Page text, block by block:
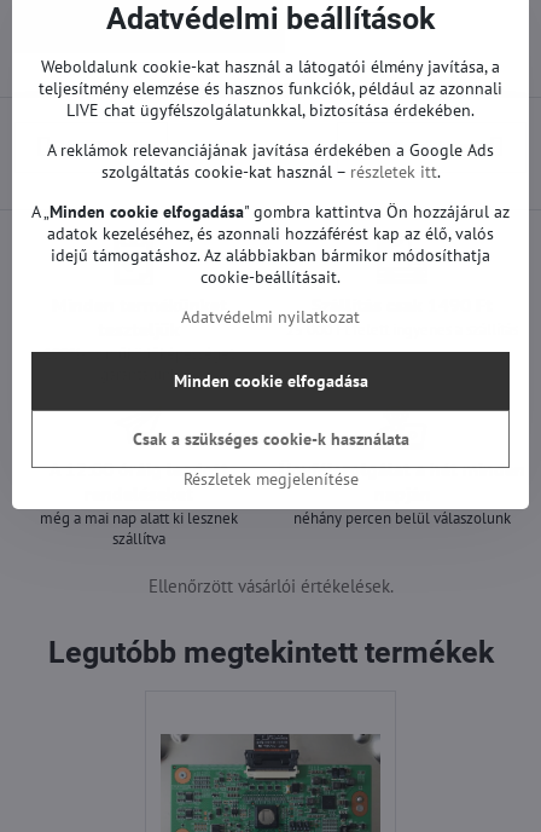
T-con és egyéb | Samsung TV
Előző termék Következő termék
100%-os működőképességet
garantálunk
25 000 Ft felett ingyenes a szállítás
A 12:00 óráig leadott
rendeléseket
még a mai nap alatt ki lesznek
szállítva
Ügyfélszolgálat a hét minden
néhány percen belül válaszolunk
Ellenőrzött vásárlói értékelések.
Legutóbb megtekintett termékek
Adatvédelmi beállítások
Weboldalunk cookie-kat használ a látogatói élmény javítása, a
teljesítmény elemzése és hasznos funkciók, például az azonnali
LIVE chat ügyfélszolgálatunkkal, biztosítása érdekében.
A reklámok relevanciájának javítása érdekében a Google Ads
szolgáltatás cookie-kat használ – részletek itt.
A „Minden cookie elfogadása" gombra kattintva Ön hozzájárul az
adatok kezeléséhez, és azonnali hozzáférést kap az élő, valós
idejű támogatáshoz. Az alábbiakban bármikor módosíthatja
cookie-beállításait.
Adatvédelmi nyilatkozat
Részletek megjelenítése
Minden cookie elfogadása
Csak a szükséges cookie-k használata